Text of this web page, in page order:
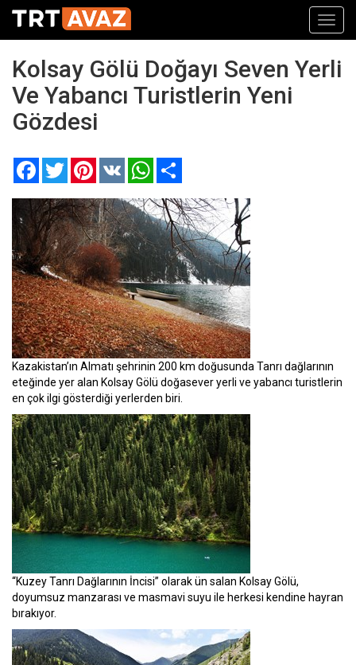
Kolsay Gölü Doğayı Seven Yerli
Ve Yabancı Turistlerin Yeni
Gözdesi
FacebookTwitterPinterest
VK WhatsApp
Kazakistan’ın Almatı şehrinin 200 km doğusunda Tanrı dağlarının
eteğinde yer alan Kolsay Gölü doğasever yerli ve yabancı turistlerin
en çok ilgi gösterdiği yerlerden biri.
“Kuzey Tanrı Dağlarının İncisi” olarak ün salan Kolsay Gölü,
doyumsuz manzarası ve masmavi suyu ile herkesi kendine hayran
bırakıyor.